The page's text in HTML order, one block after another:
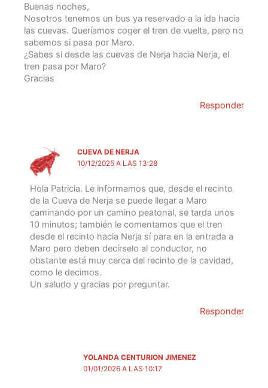
Buenas noches,
Nosotros tenemos un bus ya reservado a la ida hacia
las cuevas. Queríamos coger el tren de vuelta, pero no
sabemos si pasa por Maro.
¿Sabes si desde las cuevas de Nerja hacia Nerja, el
tren pasa por Maro?
Gracias
Responder
CUEVA DE NERJA
10/12/2025 A LAS 13:28
Hola Patricia. Le informamos que, desde el recinto
de la Cueva de Nerja se puede llegar a Maro
caminando por un camino peatonal, se tarda unos
10 minutos; también le comentamos que el tren
desde el recinto hacia Nerja sí para en la entrada a
Maro pero deben decírselo al conductor, no
obstante está muy cerca del recinto de la cavidad,
como le decimos.
Un saludo y gracias por preguntar.
Responder
YOLANDA CENTURION JIMENEZ
01/01/2026 A LAS 10:17